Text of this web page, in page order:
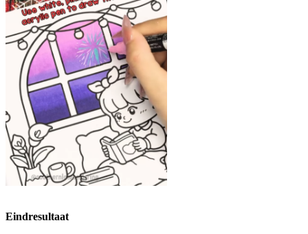
Eindresultaat